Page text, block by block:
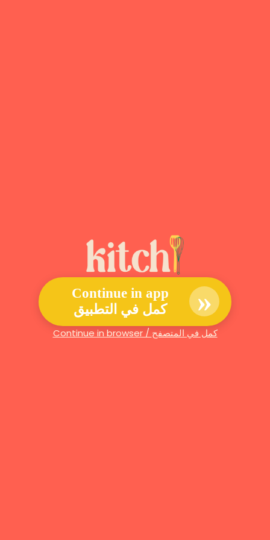
Continue in app
كمل في التطبيق
»
Continue in browser / كمل في المتصفح